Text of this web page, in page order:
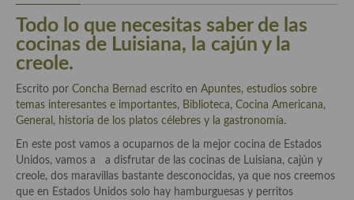
Cocina Asturiana
Cocina Balear
Cocina Castellana
Cocina Castilla – La Mancha
Cocina Catalana
Todo lo que necesitas saber de las
cocinas de Luisiana, la cajún y la
creole.
Escrito por Concha Bernad escrito en Apuntes, estudios sobre
temas interesantes e importantes, Biblioteca, Cocina Americana,
General , historia de los platos célebres y la gastronomía.
En este post vamos a ocuparnos de la mejor cocina de Estados
Unidos, vamos a a disfrutar de las cocinas de Luisiana, cajún y
creole, dos maravillas bastante desconocidas, ya que nos creemos
que en Estados Unidos solo hay hamburguesas y perritos